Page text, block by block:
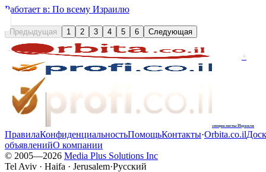
Работает в: По всему Израилю
Предыдущая 1 2 3 4 5 6 Следующая
+
специалисты Израиля
ПравилаКонфиденциальностьПомощьКонтакты·Orbita.co.il
объявленийО компании
© 2005—2026 Media Plus Solutions Inc
Tel Aviv · Haifa · Jerusalem·Русский